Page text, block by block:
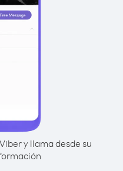
y llama desde su